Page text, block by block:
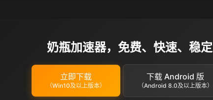
奶瓶加速器，免费、快速、稳定
立即下载
（Win10及以上版本）
下载 Android 版
（Android 8.0及以上版本）